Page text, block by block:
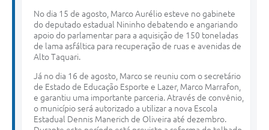
No dia 15 de agosto, Marco Aurélio esteve no gabinete
do deputado estadual Nininho debatendo e angariando
apoio do parlamentar para a aquisição de 150 toneladas
de lama asfáltica para recuperação de ruas e avenidas de
Alto Taquari.
Já no dia 16 de agosto, Marco se reuniu com o secretário
de Estado de Educação Esporte e Lazer, Marco Marrafon,
e garantiu uma importante parceria. Através de convênio,
o município será autorizado a utilizar a nova Escola
Estadual Dennis Manerich de Oliveira até dezembro.